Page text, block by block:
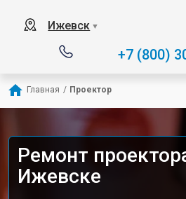
Ижевск ▼
+7 (800)
Главная / Проектор
Ремонт
Ижевске